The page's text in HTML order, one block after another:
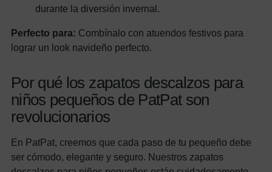
durante la diversión invernal.
Perfecto para: Combínalo con atuendos festivos para
lograr un look navideño perfecto.
Por qué los zapatos descalzos para
niños pequeños de PatPat son
revolucionarios
En PatPat, creemos que cada paso de tu pequeño debe
ser cómodo, elegante y seguro. Nuestros zapatos